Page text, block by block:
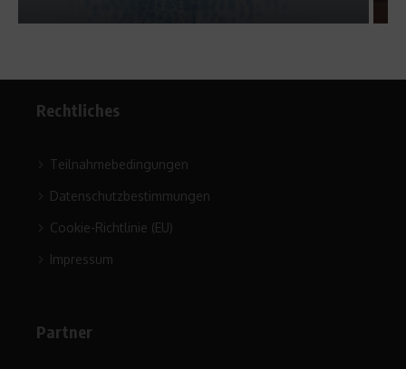
Rechtliches
Teilnahmebedingungen
Datenschutzbestimmungen
Cookie-Richtlinie (EU)
Impressum
Partner